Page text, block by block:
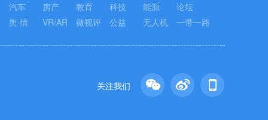
汽车 房产 教育 科技 能源
论坛
舆 情
VR/AR 微视评 公益 无人机 一带一路
关注我们